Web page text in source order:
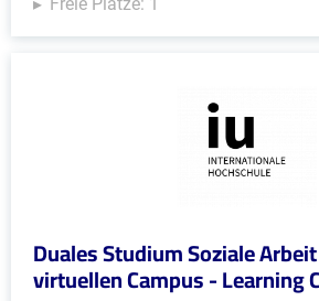
Duales Studium Soziale
virtuellen Campus - Learning